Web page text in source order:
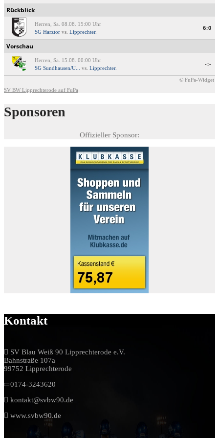
navigation
Rückblick
Herren, Sa. 08.08. 15:00 Uhr
SG Harztor vs. Lipprechter.
6:0
Vorschau
Herren, Sa. 15.08. 00:00 Uhr
SG Sundhausen/U...
vs. Lipprechter.
-:-
© FuPa-Widget
SV BW Lipprechterode auf FuPa
Sponsoren
Offizieller Sponsor:
Kontakt
SV Blau Weiß 90 Lipprechterode e.V.
Bahnstraße 107a
99752 Lipprechterode
0174-3243620
kontakt@svbw90.de
www.svbw90.de